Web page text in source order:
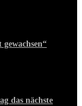
das nächste